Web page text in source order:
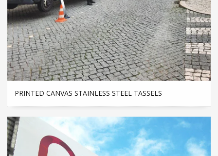
PRINTED CANVAS STAINLESS STEEL TASSELS